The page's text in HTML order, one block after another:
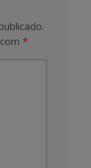
*